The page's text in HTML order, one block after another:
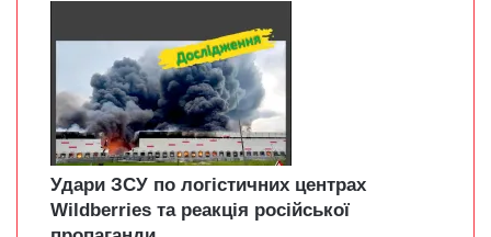
Удари ЗСУ по логістичних центрах
Wildberries та реакція російської